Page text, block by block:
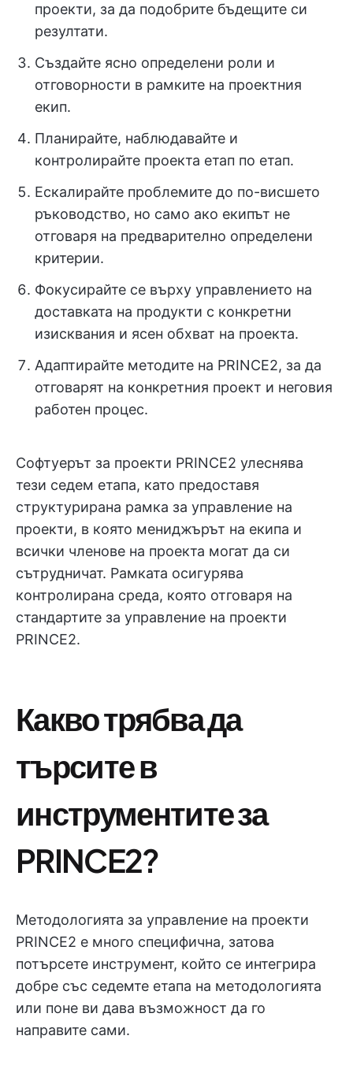
проекти, за да подобрите бъдещите си
резултати.
Създайте ясно определени роли и
отговорности в рамките на проектния
екип.
Планирайте, наблюдавайте и
контролирайте проекта етап по етап.
Ескалирайте проблемите до по-висшето
ръководство, но само ако екипът не
отговаря на предварително определени
критерии.
Фокусирайте се върху управлението на
доставката на продукти с конкретни
изисквания и ясен обхват на проекта.
Адаптирайте методите на PRINCE2, за да
отговарят на конкретния проект и неговия
работен процес.
Софтуерът за проекти PRINCE2 улеснява
тези седем етапа, като предоставя
структурирана рамка за управление на
проекти, в която мениджърът на екипа и
всички членове на проекта могат да си
сътрудничат. Рамката осигурява
контролирана среда, която отговаря на
стандартите за управление на проекти
PRINCE2.
Какво трябва да
търсите в
инструментите за
PRINCE2?
Методологията за управление на проекти
PRINCE2 е много специфична, затова
потърсете инструмент, който се интегрира
добре със седемте етапа на методологията
или поне ви дава възможност да го
направите сами.